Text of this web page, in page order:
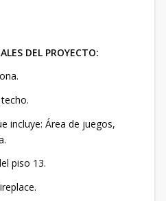
DEL PROYECTO:
incluye: Área de juegos,
piso 13.